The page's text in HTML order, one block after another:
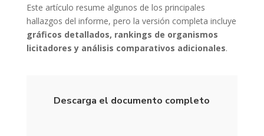
Este artículo resume algunos de los principales
hallazgos del informe, pero la versión completa incluye
gráficos detallados, rankings de organismos
licitadores y análisis comparativos adicionales.
Descarga el documento completo